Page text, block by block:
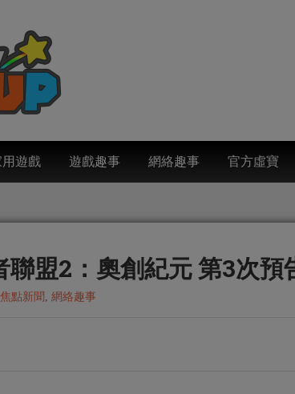
用遊戲 遊戲趣事 網絡趣事 官方虛寶
聯盟2：奧創紀元 第3次預
焦點新聞 , 網絡趣事